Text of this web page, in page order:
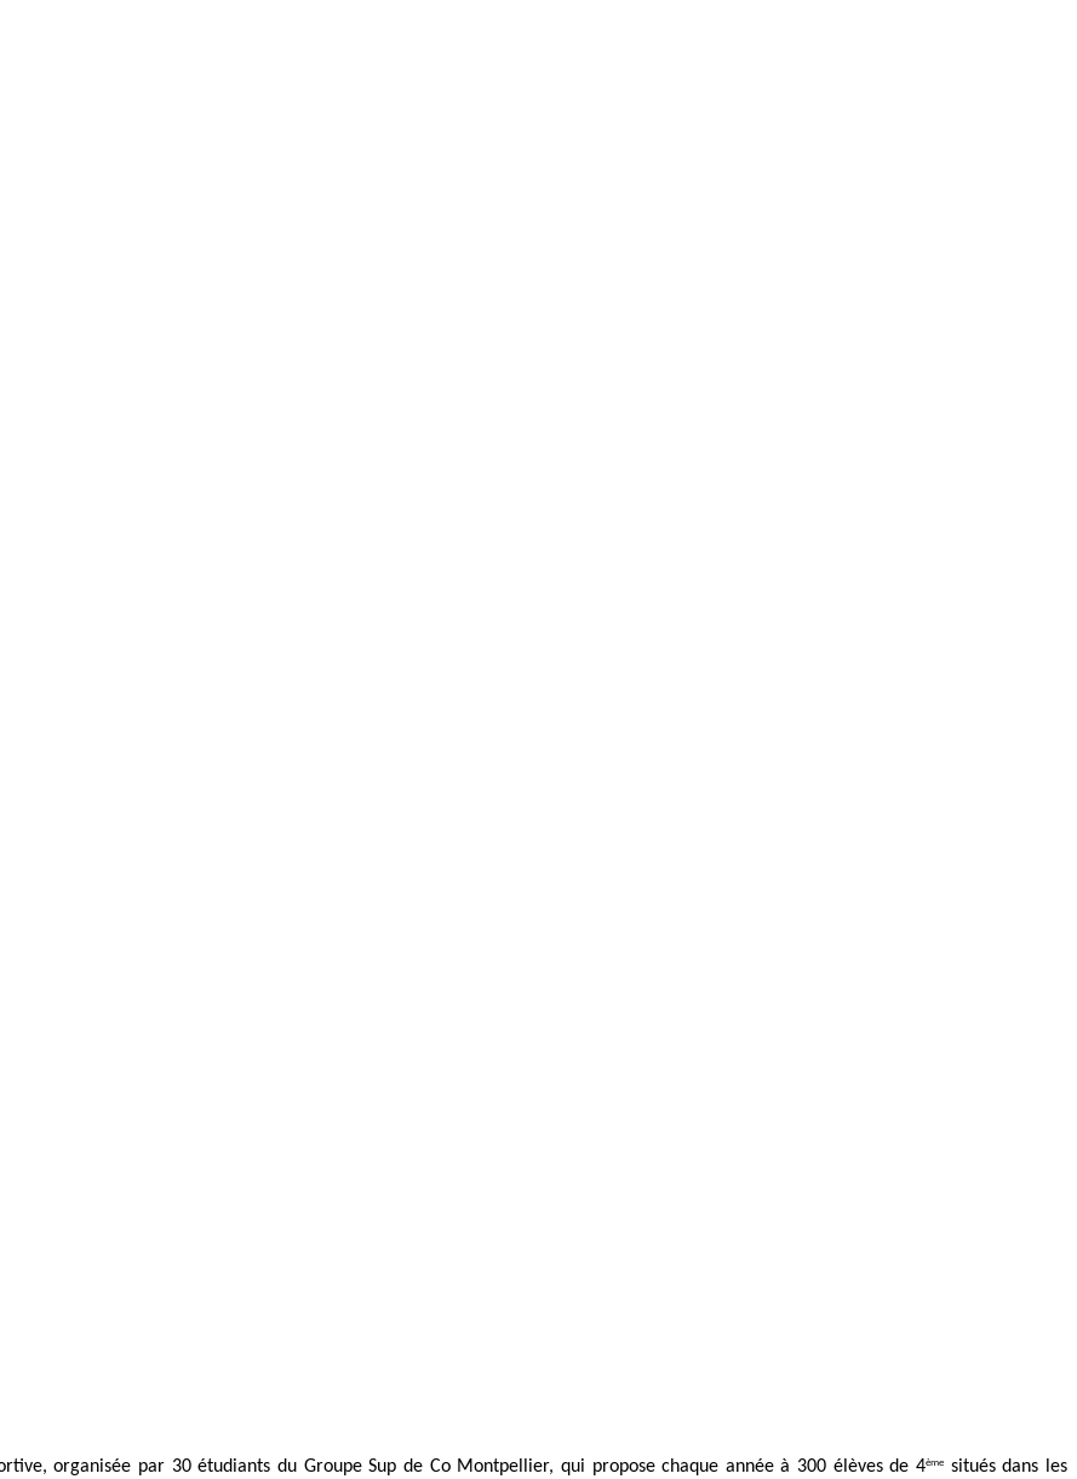
organisée par 30 étudiants du Groupe Sup de Co Montpellier, qui propose chaque année à 300 élèves de 4ème
situés dans les